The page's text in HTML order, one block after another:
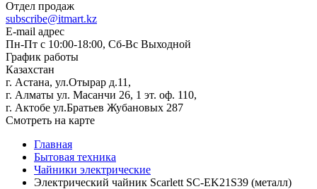
Отдел продаж
subscribe@itmart.kz
E-mail адрес
Пн-Пт с 10:00-18:00, Сб-Вс Выходной
График работы
Казахстан
г. Астана, ул.Отырар д.11,
г. Алматы ул. Масанчи 26, 1 эт. оф. 110,
г. Актобе ул.Братьев Жубановых 287
Смотреть на карте
Главная
Бытовая техника
Чайники электрические
Электрический чайник Scarlett SC-EK21S39 (металл)